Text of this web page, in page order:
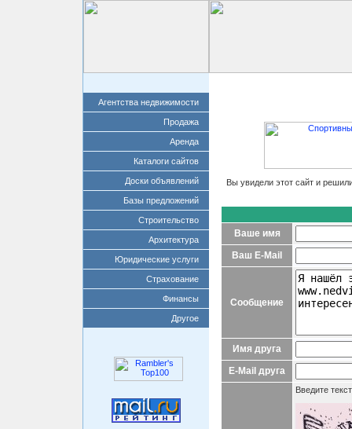
Агентства недвижимости
Продажа
Аренда
Каталоги сайтов
Доски объявлений
Базы предложений
Строительство
Архитектура
Юридические услуги
Страхование
Финансы
Другое
Вы увидели этот сайт и
Ваше имя
Ваш E-Mail
Сообщение
Имя друга
E-Mail друга
Введите